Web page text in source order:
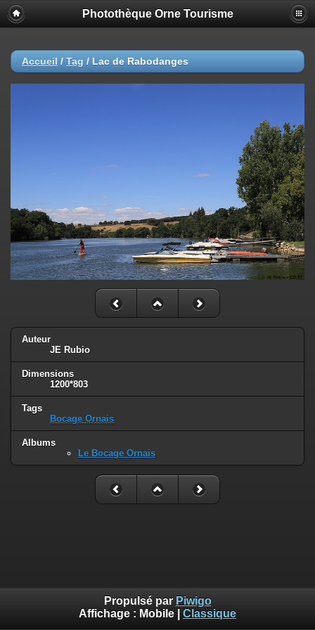
Photothèque Orne Tourisme
Accueil / Tag / Lac de Rabodanges
Auteur
JE Rubio
Dimensions
1200*803
Tags
Bocage Ornais
Albums
Le Bocage Ornais
Propulsé par Piwigo
Affichage : Mobile Classique